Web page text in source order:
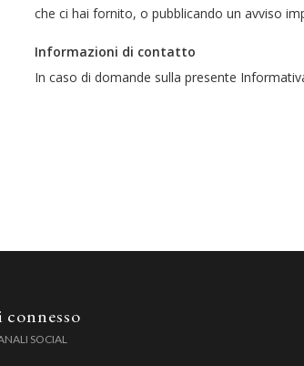
che ci hai fornito, o pubblicando un avviso
Informazioni di contatto
In caso di domande sulla presente
connesso
SOCIAL